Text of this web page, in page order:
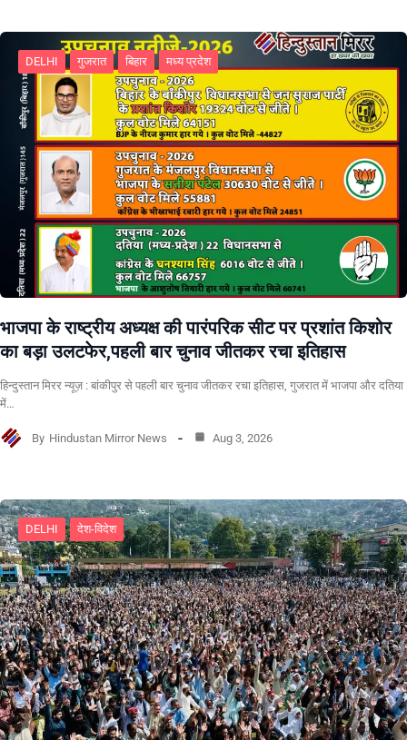
DELHI गुजरात बिहार मध्य प्रदेश
भाजपा के राष्ट्रीय अध्यक्ष की पारंपरिक सीट पर प्रशांत किशोर
का बड़ा उलटफेर,पहली बार चुनाव जीतकर रचा इतिहास
हिन्दुस्तान मिरर न्यूज़ : बांकीपुर से पहली बार चुनाव जीतकर रचा इतिहास, गुजरात में भाजपा और दतिया
में…
By Hindustan Mirror News Aug 3, 2026
DELHI देश-विदेश